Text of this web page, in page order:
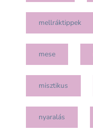
mellráktippek
mese
misztikus
nyaralás